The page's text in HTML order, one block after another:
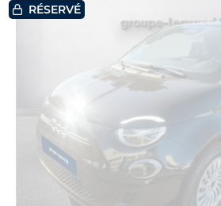
RÉSERVÉ